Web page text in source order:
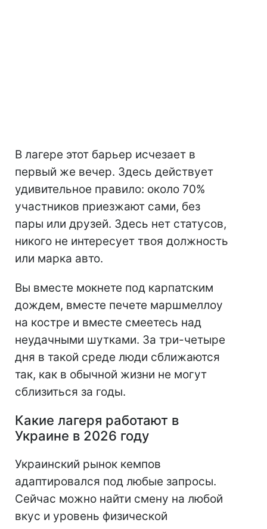
В лагере этот барьер исчезает в
первый же вечер. Здесь действует
удивительное правило: около 70%
участников приезжают сами, без
пары или друзей. Здесь нет статусов,
никого не интересует твоя должность
или марка авто.
Вы вместе мокнете под карпатским
дождем, вместе печете маршмеллоу
на костре и вместе смеетесь над
неудачными шутками. За три-четыре
дня в такой среде люди сближаются
так, как в обычной жизни не могут
сблизиться за годы.
Какие лагеря работают в
Украине в 2026 году
Украинский рынок кемпов
адаптировался под любые запросы.
Сейчас можно найти смену на любой
вкус и уровень физической